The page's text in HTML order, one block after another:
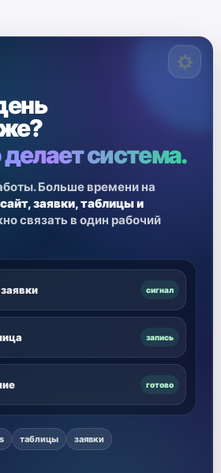
делает система.
Больше времени на
заявки, таблицы и
связать в один рабочий
сигнал
запись
готово
таблицы заявки